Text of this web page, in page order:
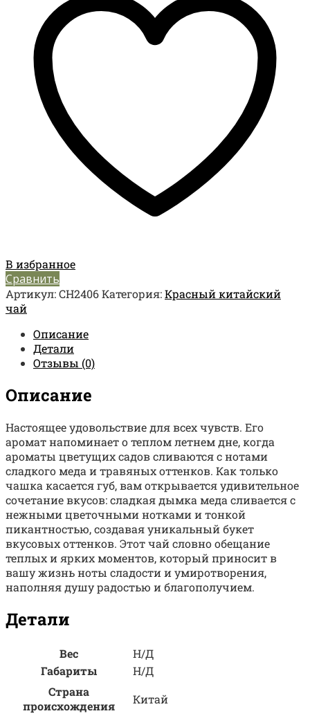
В избранное
Сравнить
Артикул:CH2406Категория:Красный китайский
чай
Описание
Детали
Отзывы (0)
Описание
Настоящее удовольствие для всех чувств. Его
аромат напоминает о теплом летнем дне, когда
ароматы цветущих садов сливаются с нотами
сладкого меда и травяных оттенков. Как только
чашка касается губ, вам открывается удивительное
сочетание вкусов: сладкая дымка меда сливается с
нежными цветочными нотками и тонкой
пикантностью, создавая уникальный букет
вкусовых оттенков. Этот чай словно обещание
теплых и ярких моментов, который приносит в
вашу жизнь ноты сладости и умиротворения,
наполняя душу радостью и благополучием.
Детали
Вес
Н/Д
Габариты
Н/Д
Страна
происхождения
Китай